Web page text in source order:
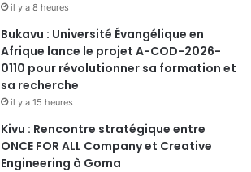
il y a 8 heures
Bukavu : Université Évangélique en
Afrique lance le projet A-COD-2026-
0110 pour révolutionner sa formation et
sa recherche
il y a 15 heures
Kivu : Rencontre stratégique entre
ONCE FOR ALL Company et Creative
Engineering à Goma